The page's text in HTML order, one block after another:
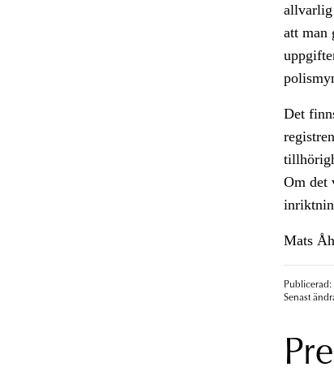
allvarlig
att man
Det
Om det
Mats
Senast